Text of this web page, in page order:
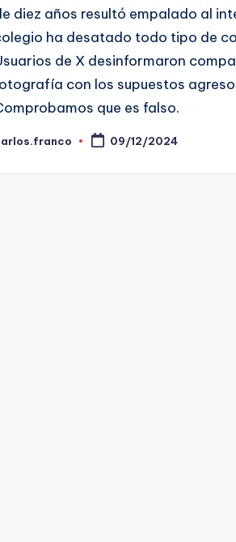
diez años resultó empalado al
ha desatado todo tipo de
de X desinformaron
con los supuestos
que es falso.
09/12/2024